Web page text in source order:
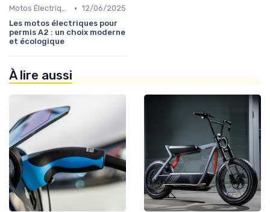
Motos Électriques Urbaines • 12/06/2025
Les motos électriques pour
permis A2 : un choix moderne
et écologique
À lire aussi